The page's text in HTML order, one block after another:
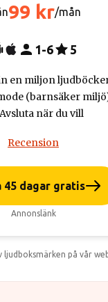
99 kr/mån
1-6 5
en miljon
(barnsäker
Avsluta när du vill
Recension
45 dagar gratis
Annonslänk
ljudboksmärken på vår